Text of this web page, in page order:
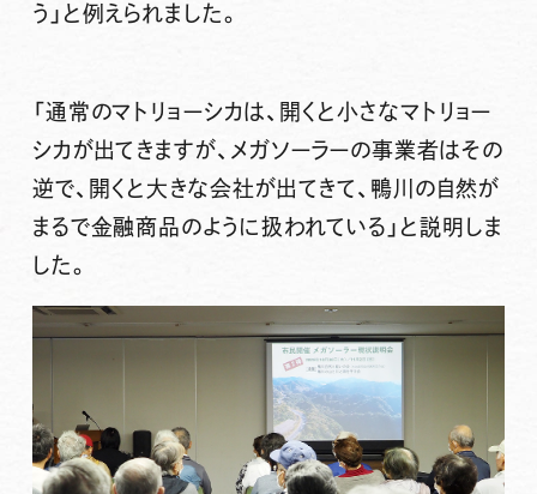
う」と例えられました。
「通常のマトリョーシカは、開くと小さなマトリョー
シカが出てきますが、メガソーラーの事業者はその
逆で、開くと大きな会社が出てきて、鴨川の自然が
まるで金融商品のように扱われている」と説明しま
した。